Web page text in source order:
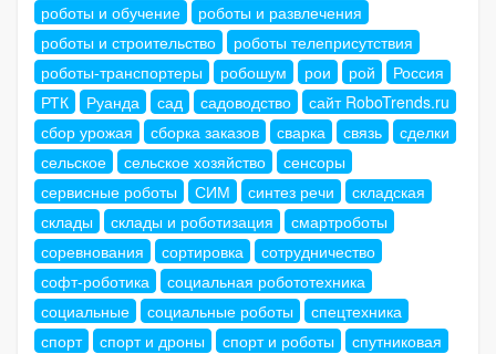
роботы и обучение
роботы и развлечения
роботы и строительство
роботы телеприсутствия
роботы-транспортеры
робошум рои рой
Россия
РТК
Руанда сад садоводство
сайт RoboTrends.ru
сбор урожая
сборка заказов сварка связь
сделки
сельское
сельское хозяйство
сенсоры
сервисные роботы
СИМ синтез речи
складская
склады
склады и роботизация
смартроботы
соревнования
сортировка
сотрудничество
софт-роботика
социальная робототехника
социальные
социальные роботы
спецтехника
спорт
спорт и дроны спорт и роботы
спутниковая